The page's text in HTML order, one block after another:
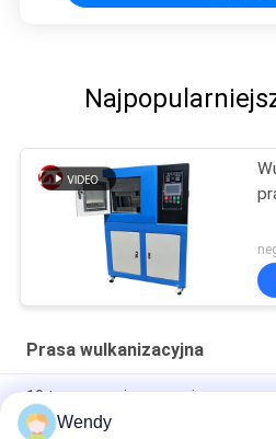
Prasa wulkanizacyjna
10 ton ręcznej gumowej prasy na
Wendy